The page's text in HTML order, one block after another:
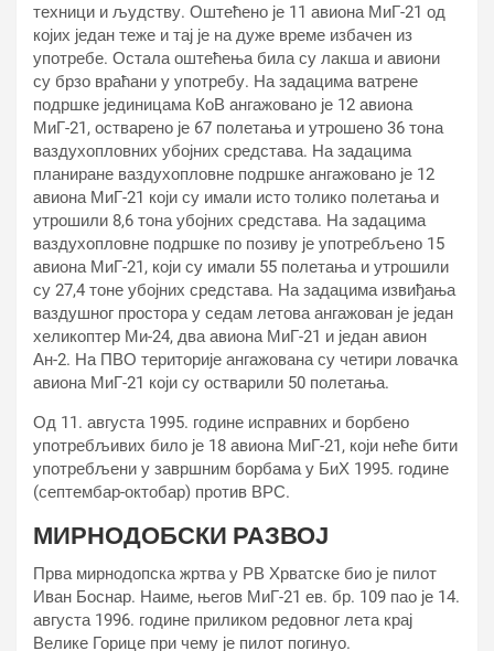
техници и људству. Оштећено је 11 авиона МиГ-21 од
којих један теже и тај је на дуже време избачен из
употребе. Остала оштећења била су лакша и авиони
су брзо враћани у употребу. На задацима ватрене
подршке јединицама КоВ ангажовано је 12 авиона
МиГ-21, остварено је 67 полетања и утрошено 36 тона
ваздухопловних убојних средстава. На задацима
планиране ваздухопловне подршке ангажовано је 12
авиона МиГ-21 који су имали исто толико полетања и
утрошили 8,6 тона убојних средстава. На задацима
ваздухопловне подршке по позиву је употребљено 15
авиона МиГ-21, који су имали 55 полетања и утрошили
су 27,4 тоне убојних средстава. На задацима извиђања
ваздушног простора у седам летова ангажован је један
хеликоптер Ми-24, два авиона МиГ-21 и један авион
Ан-2. На ПВО територије ангажована су четири ловачка
авиона МиГ-21 који су остварили 50 полетања.
Од 11. августа 1995. године исправних и борбено
употребљивих било је 18 авиона МиГ-21, који неће бити
употребљени у завршним борбама у БиХ 1995. године
(септембар-октобар) против ВРС.
МИРНОДОБСКИ РАЗВОЈ
Прва мирнодопска жртва у РВ Хрватске био је пилот
Иван Боснар. Наиме, његов МиГ-21 ев. бр. 109 пао је 14.
августа 1996. године приликом редовног лета крај
Велике Горице при чему је пилот погинуо.